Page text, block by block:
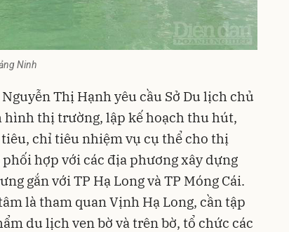
Ninh
Thị Hạnh yêu cầu Sở Du lịch chủ
thị trường, lập kế hoạch thu hút,
chỉ tiêu nhiệm vụ cụ thể cho thị
hợp với các địa phương xây dựng
gắn với TP Hạ Long và TP Móng Cái.
là tham quan Vịnh Hạ Long, cần tập
du lịch ven bờ và trên bờ, tổ chức các